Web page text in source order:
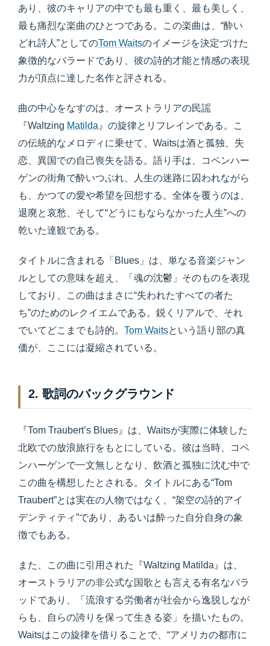
あり、彼のキャリアの中でも最も重く、最も美しく、
最も痛烈な楽曲のひとつである。この楽曲は、“酔い
どれ詩人”としてのTom Waitsのイメージを決定づけた
象徴的なバラードであり、彼の詩的才能と情感の表現
力が頂点に達した名作と評される。
曲の中心をなすのは、オーストラリアの民謡
『Waltzing Matilda 』の旋律とリフレインである。こ
の伝統的なメロディに乗せて、Waitsは酒と孤独、失
恋、異国での自己喪失を語る。語り手は、コペンハー
ゲンの街角で酔いつぶれ、人生の迷路に囚われながら
も、かつての愛や希望を回想する。全体を覆うのは、
退廃と哀愁、そして“どうにもならなかった人生”への
乾いた達観である。
タイトルに含まれる「Blues」は、単なる音楽ジャン
ルとしての意味を超え、「魂の沈鬱」そのものを表現
しており、この曲はまさに“失われたすべての者た
ち”のためのレクイエムである。鋭くリアルで、それ
でいてどこまでも詩的。 Tom Waitsという語り部の真
価が、ここには凝縮されている。
2. 歌詞のバックグラウンド
『Tom Traubert’s Blues』は、Waitsが実際に体験した
北欧での放浪旅行をもとにしている。彼は当時、コペ
ンハーゲンで一文無しとなり、飲酒と孤独に沈む中で
この曲を構想したとされる。タイトルにある“Tom
Traubert”とは実在の人物ではなく、“架空の詩的アイ
デンティティ”であり、あるいは酔った自分自身の象
徴でもある。
また、この曲に引用された『Waltzing Matilda』は、
オーストラリアの非公式な国歌とも言える有名なバラ
ッドであり、「流浪する労働者が社会から逸脱しなが
らも、自らの誇りを保って生きる姿」を描いたもの。
Waitsはこの旋律を借りることで、“アメリカの都市に